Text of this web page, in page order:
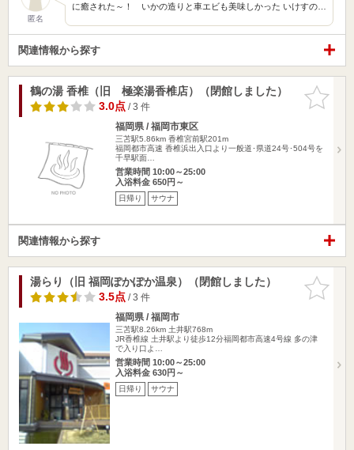
匿名
に癒された～！ いかの造りと車エビも美味しかった いけすの…
関連情報から探す
お気に入
りに追加
鶴の湯 香椎（旧 極楽湯香椎店）（閉館しました）
3.0点/ 3 件
福岡県 / 福岡市東区
三苫駅5.86km 香椎宮前駅201m
福岡都市高速 香椎浜出入口より一般道･県道24号･504号を
千早駅面…
営業時間 10:00～25:00
入浴料金 650円～
日帰り サウナ
関連情報から探す
お気に入
りに追加
湯らり（旧 福岡ぽかぽか温泉）（閉館しました）
3.5点/ 3 件
福岡県 / 福岡市
三苫駅8.26km 土井駅768m
JR香椎線 土井駅より徒歩12分福岡都市高速4号線 多の津
で入り口よ…
営業時間 10:00～25:00
入浴料金 630円～
日帰り サウナ